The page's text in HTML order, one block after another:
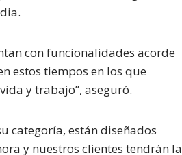
con funcionalidades acorde
estos tiempos en los que
y trabajo”, aseguró.
categoría, están diseñados
y nuestros clientes tendrán la